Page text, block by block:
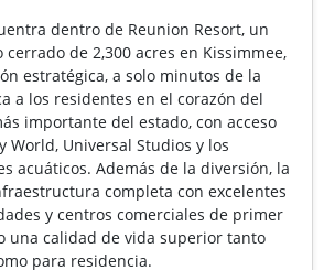
dentro de Reunion Resort, un
de 2,300 acres en Kissimmee,
estratégica, a solo minutos de la
a los residentes en el corazón del
importante del estado, con acceso
World, Universal Studios y los
acuáticos. Además de la diversión, la
completa con excelentes
y centros comerciales de primer
una calidad de vida superior tanto
para residencia.